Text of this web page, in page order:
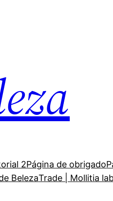
2Página de obrigado
BelezaTrade | Mollitia